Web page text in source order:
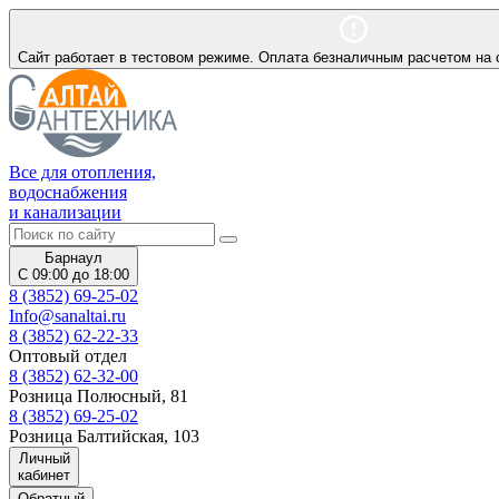
Сайт работает в тестовом режиме. Оплата безналичным расчетом на
Все для отопления,
водоснабжения
и канализации
Барнаул
С 09:00 до 18:00
8 (3852) 69-25-02
Info@sanaltai.ru
8 (3852) 62-22-33
Оптовый отдел
8 (3852) 62-32-00
Розница Полюсный, 81
8 (3852) 69-25-02
Розница Балтийская, 103
Личный
кабинет